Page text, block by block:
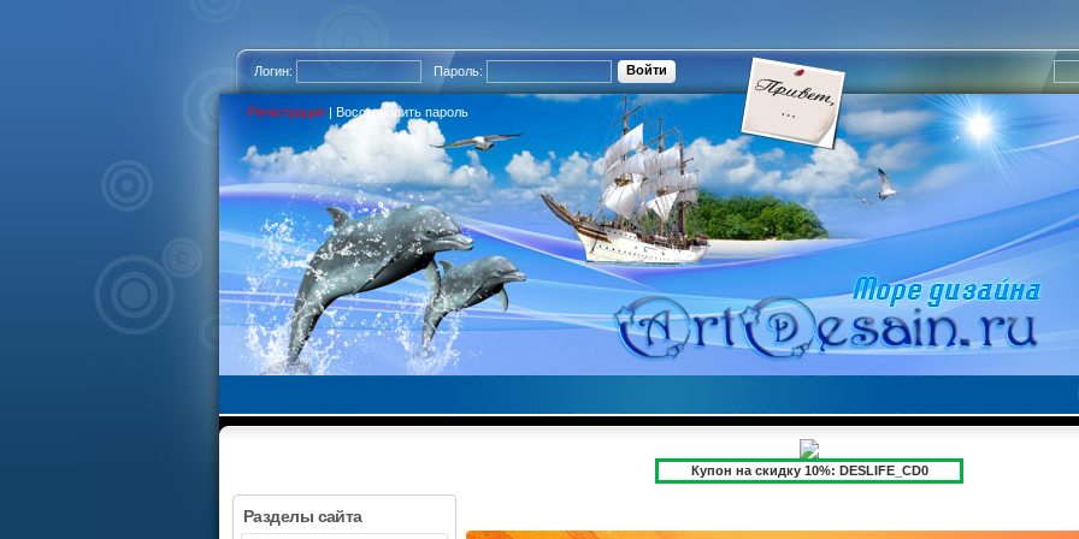
Логин: Пароль:
Регистрация | Восстановить пароль
Купон на скидку 10%: DESLIFE_CD0
Разделы сайта